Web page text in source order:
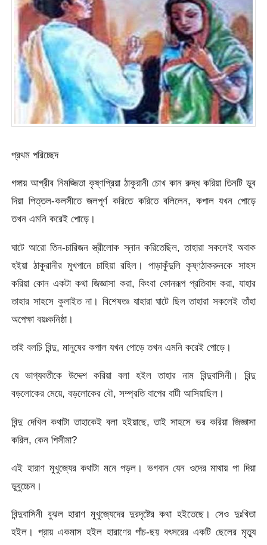
প্রথম পরিচ্ছেদ
গঙ্গায় আগ্রীব নিমজ্জিতা কৃষ্ণপ্রিয়া ঠাকুরানী চোখ কান রুদ্ধ করিয়া তিনটি ডুব
দিয়া পিত্তল-কলসীতে জলপূর্ণ করিতে করিতে বলিলেন, কপাল যখন পোড়ে
তখন এমনি করেই পোড়ে।
ঘাটে আরো তিন-চারিজন স্ত্রীলোক স্নান করিতেছিল, তাহারা সকলেই অবাক
হইয়া ঠাকুরানীর মুখপানে চাহিয়া রহিল। পাড়াকুঁদুলি কৃষ্ণঠাকরুনকে সাহস
করিয়া কোন একটা কথা জিজ্ঞাসা করা, কিংবা কোনরূপ প্রতিবাদ করা, যাহার
তাহার সাহসে কুলাইত না। বিশেষতঃ যাহারা ঘাটে ছিল তাহারা সকলেই তাঁহা
অপেক্ষা বয়ঃকনিষ্ঠা।
তাই বলচি বিন্দু, মানুষের কপাল যখন পোড়ে তখন এমনি করেই পোড়ে।
যে ভাগ্যবতীকে উদ্দেশ করিয়া বলা হইল তাহার নাম বিন্দুবাসিনী। বিন্দু
বড়লোকের মেয়ে, বড়লোকের বৌ, সম্প্রতি বাপের বাটী আসিয়াছিল।
বিন্দু দেখিল কথাটা তাহাকেই বলা হইয়াছে, তাই সাহসে ভর করিয়া জিজ্ঞাসা
করিল, কেন পিসীমা?
এই হারাণ মুখুজ্যের কথাটা মনে পড়ল। ভগবান যেন ওদের মাথায় পা দিয়া
ডুবুচ্চেন।
বিন্দুবাসিনী বুঝল হারাণ মুখুজ্যেদের দুরদৃষ্টের কথা হইতেছে। সেও দুঃখিতা
হইল। প্রায় একমাস হইল হারাণের পাঁচ-ছয় বৎসরের একটি ছেলের মৃত্যু